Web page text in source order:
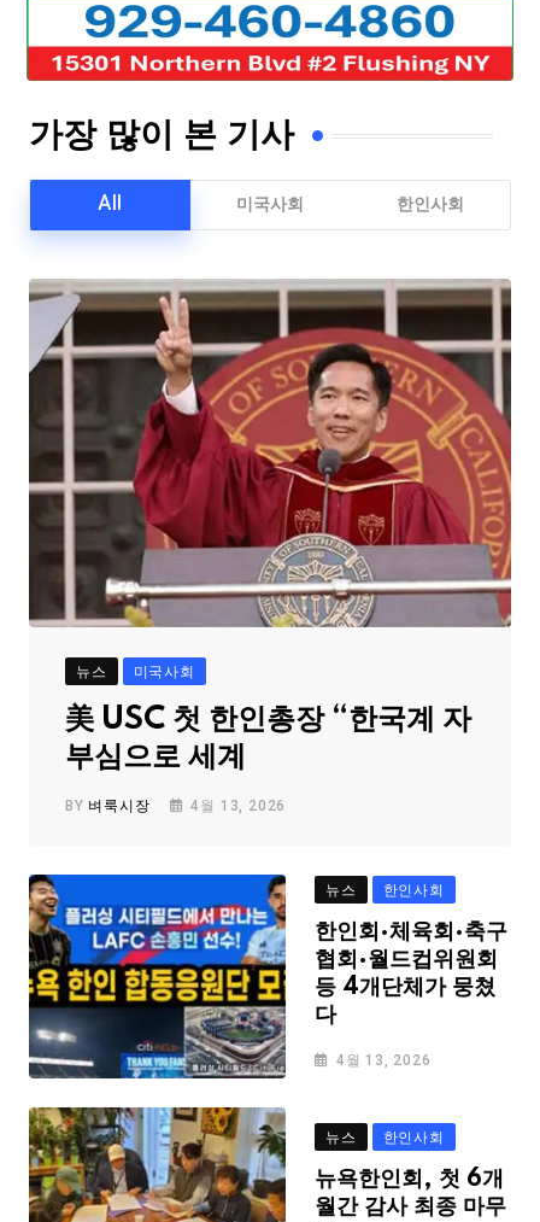
가장 많이 본 기사
All 미국사회 한인사회
뉴스 미국사회
美 USC 첫 한인총장 “한국계 자
부심으로 세계
BY 벼룩시장 4월 13, 2026
뉴스 한인사회
한인회·체육회·축구
협회·월드컵위원회
등 4개단체가 뭉쳤
다
4월 13, 2026
뉴스 한인사회
뉴욕한인회, 첫 6개
월간 감사 최종 마무